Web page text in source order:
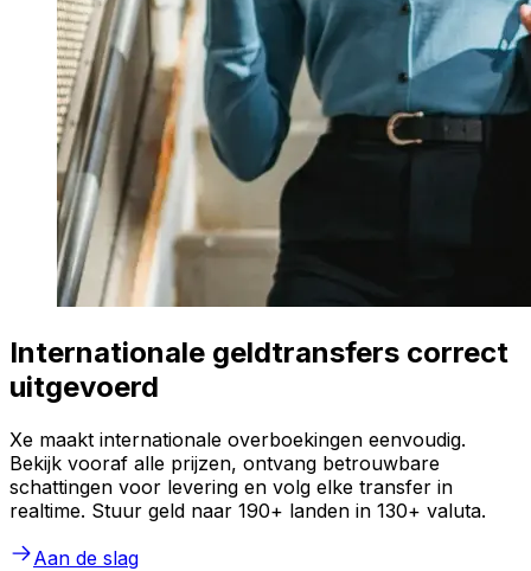
Internationale geldtransfers correct
uitgevoerd
Xe maakt internationale overboekingen eenvoudig.
Bekijk vooraf alle prijzen, ontvang betrouwbare
schattingen voor levering en volg elke transfer in
realtime. Stuur geld naar 190+ landen in 130+ valuta.
Aan de slag